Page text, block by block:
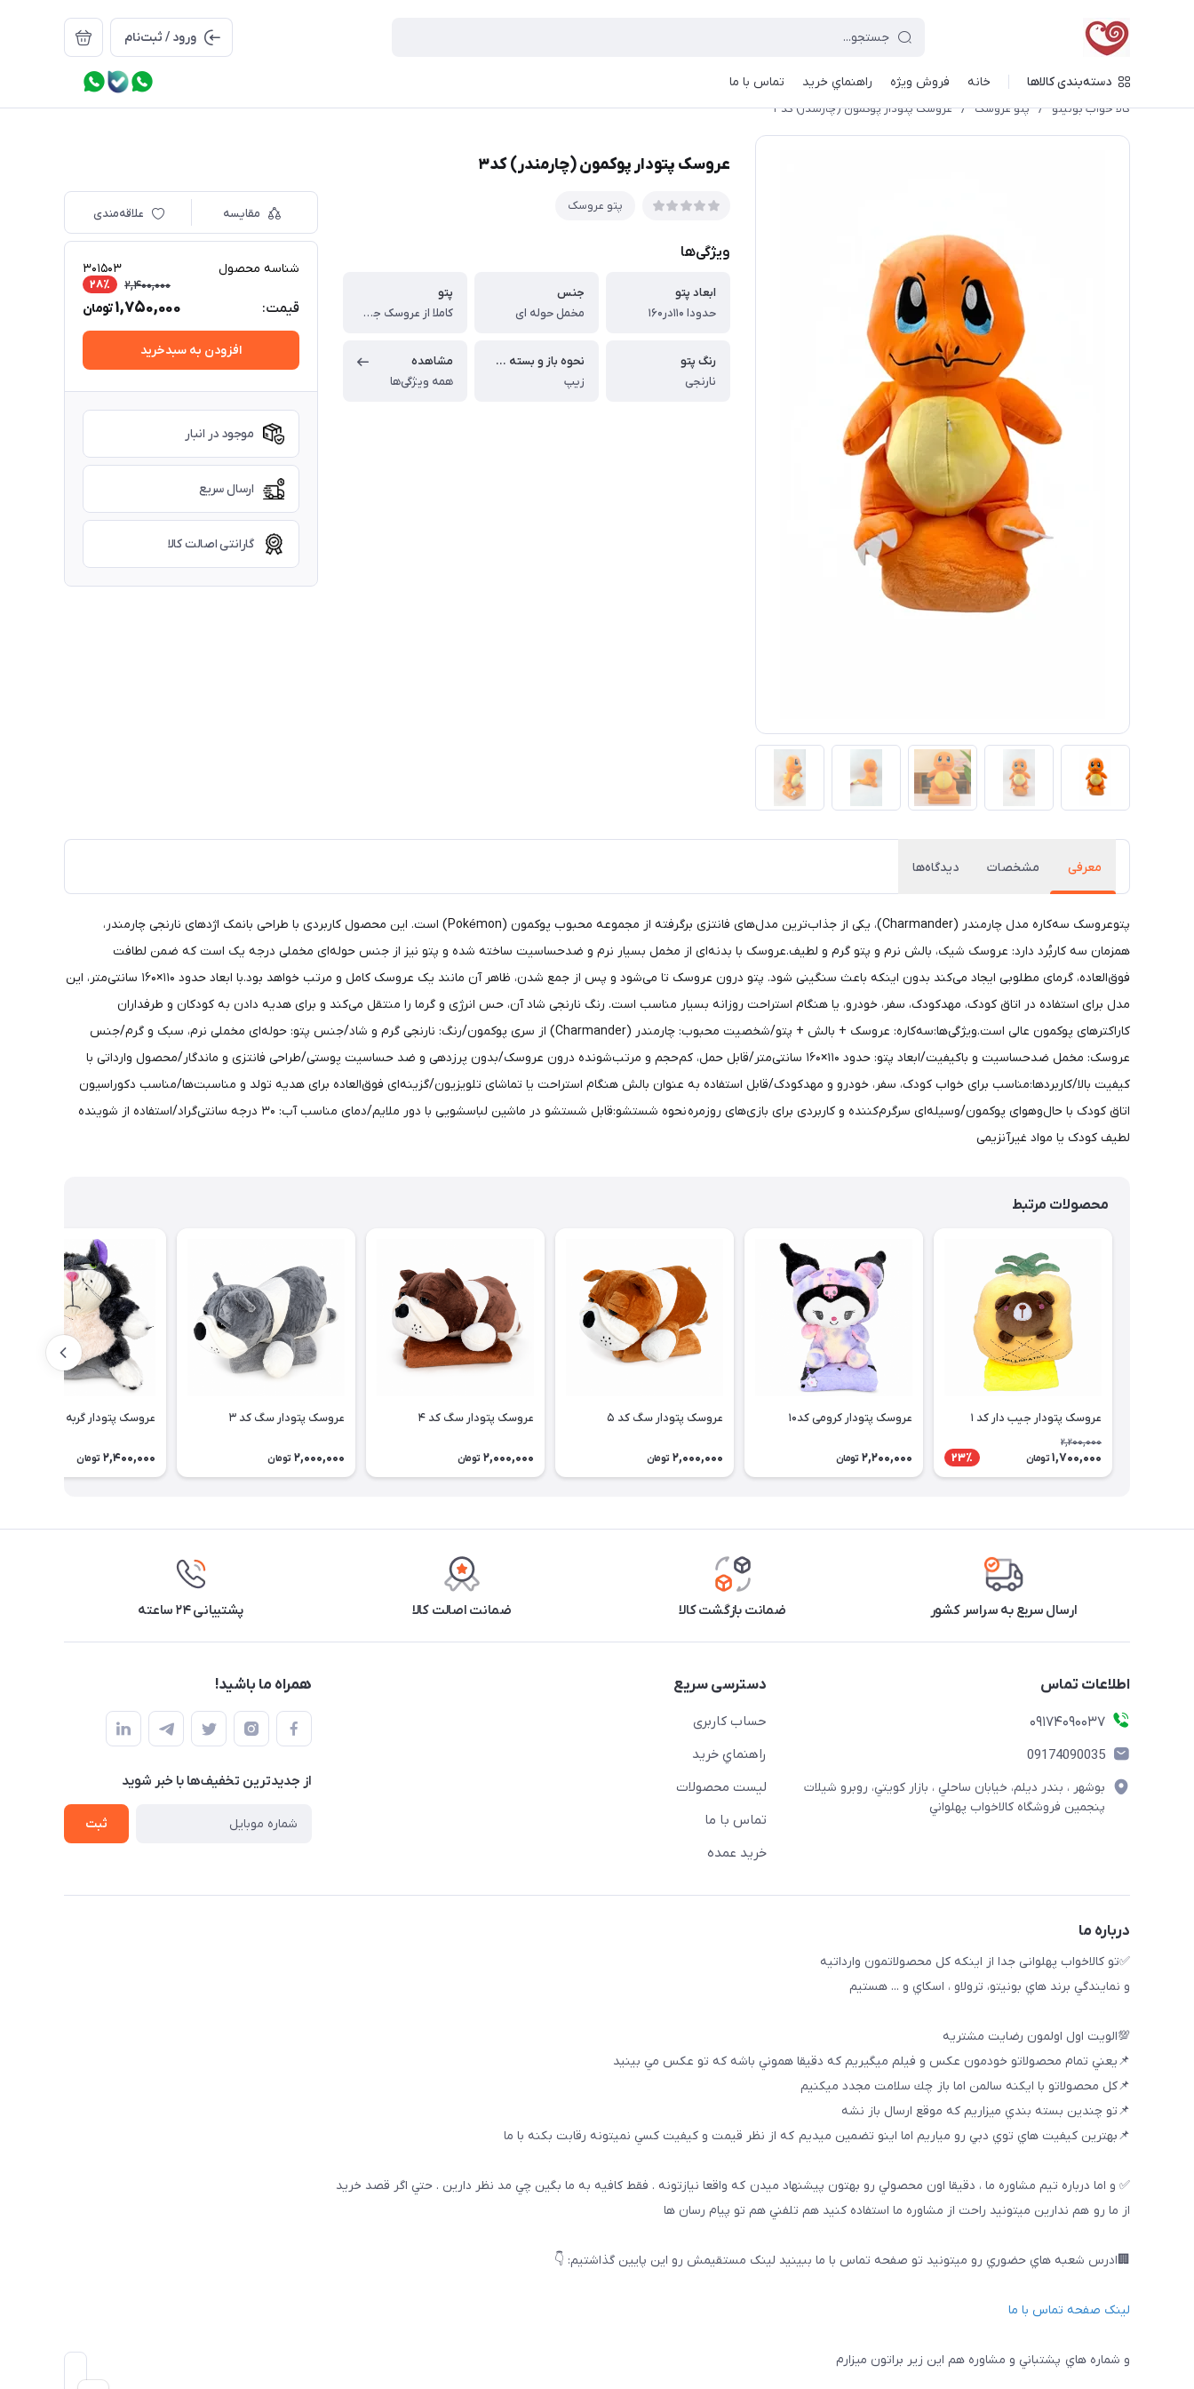
ورود / ثبت‌نام
دسته‌بندی کالاها خانه فروش ویژه راهنماي خريد تماس با ما
کالا خواب بونیتو / پتو عروسک / عروسک پتودار پوکمون (چارمندر) کد۳
عروسک پتودار پوکمون (چارمندر) کد۳
پتو عروسک
ویژگی‌ها
ابعاد پتو
حدودا ۱۱۰در۱۶۰
جنس
مخمل حوله ای
پتو
کاملا از عروسک جدا میشه
رنگ پتو
نارنجی
نحوه باز و بسته شدن
زیپ
مشاهده
همه ویژگی‌ها
مقایسه علاقه‌مندی
شناسه محصول 301503
قیمت:
2,400,000 28٪
1,750,000تومان
افزودن به سبدخرید
موجود در انبار
ارسال سریع
گارانتی اصالت کالا
معرفی مشخصات دیدگاه‌ها
پتوعروسک سه‌کاره مدل چارمندر (Charmander)، یکی از جذاب‌ترین مدل‌های فانتزی برگرفته از مجموعه محبوب پوکمون (Pokémon) است. این محصول کاربردی با طراحی بانمک اژدهای نارنجی چارمندر،
همزمان سه کاربُرد دارد: عروسک شیک، بالش نرم و پتو گرم و لطیف.عروسک با بدنه‌ای از مخمل بسیار نرم و ضدحساسیت ساخته شده و پتو نیز از جنس حوله‌ای مخملی درجه یک است که ضمن لطافت
فوق‌العاده، گرمای مطلوبی ایجاد می‌کند بدون اینکه باعث سنگینی شود. پتو درون عروسک تا می‌شود و پس از جمع شدن، ظاهر آن مانند یک عروسک کامل و مرتب خواهد بود.با ابعاد حدود ۱۱۰×۱۶۰ سانتی‌متر، این
مدل برای استفاده در اتاق کودک، مهدکودک، سفر، خودرو، یا هنگام استراحت روزانه بسیار مناسب است. رنگ نارنجی شاد آن، حس انرژی و گرما را منتقل می‌کند و برای هدیه دادن به کودکان و طرفداران
کاراکترهای پوکمون عالی است.ویژگی‌ها:سه‌کاره: عروسک + بالش + پتو/شخصیت محبوب: چارمندر (Charmander) از سری پوکمون/رنگ: نارنجی گرم و شاد/جنس پتو: حوله‌ای مخملی نرم، سبک و گرم/جنس
عروسک: مخمل ضدحساسیت و باکیفیت/ابعاد پتو: حدود ۱۱۰×۱۶۰ سانتی‌متر/قابل حمل، کم‌حجم و مرتب‌شونده درون عروسک/بدون پرزدهی و ضد حساسیت پوستی/طراحی فانتزی و ماندگار/محصول وارداتی با
کیفیت بالا/کاربردها:مناسب برای خواب کودک، سفر، خودرو و مهدکودک/قابل استفاده به عنوان بالش هنگام استراحت یا تماشای تلویزیون/گزینه‌ای فوق‌العاده برای هدیه تولد و مناسبت‌ها/مناسب دکوراسیون
اتاق کودک با حال‌و‌هوای پوکمون/وسیله‌ای سرگرم‌کننده و کاربردی برای بازی‌های روزمره نحوه شستشو:قابل شستشو در ماشین لباسشویی با دور ملایم/دمای مناسب آب: ۳۰ درجه سانتی‌گراد/استفاده از شوینده
لطیف کودک یا مواد غیرآنزیمی
محصولات مرتبط
عروسک پتودار جیب دار کد ۱
2,200,000
1,700,000 تومان 23٪
عروسک پتودار کرومی کد۱۰
2,200,000 تومان
عروسک پتودار سگ کد ۵
2,000,000 تومان
عروسک پتودار سگ کد ۴
2,000,000 تومان
عروسک پتودار سگ کد ۳
2,000,000 تومان
عروسک پتودار گربه کد ۱
2,400,000 تومان
ارسال سریع به سراسر کشور ضمانت بازگشت کالا ضمانت اصالت کالا پشتیبانی ۲۴ ساعته
اطلاعات تماس
09174090037
09174090035
بوشهر ، بندر ديلم، خيابان ساحلي ، بازار كويتي، روبرو شيلات
پنجمين فروشگاه كالاخواب پهلواني
دسترسی سریع
حساب کاربری
راهنماي خريد
لیست محصولات
تماس با ما
خريد عمده
همراه ما باشید!
از جدید‌ترین تخفیف‌ها با‌ خبر شوید
ثبت
درباره ما
✅تو كالاخواب پهلوانى جدا از اينكه كل محصولاتمون وارداتيه
و نمايندگي برند هاي بونيتو، ترولاو ، اسكاي و ... هستيم
💯الويت اول اولمون رضايت مشتريه
📌يعني تمام محصولاتو خودمون عكس و فيلم ميگيريم كه دقيقا هموني باشه كه تو عكس مي بينيد
📌كل محصولاتو با ايكنه سالمن اما باز چك سلامت مجدد ميكنيم
📌تو چندين بسته بندي ميزاريم كه موقع ارسال باز نشه
📌بهترين كيفيت هاي توي دبي رو مياريم اما اينو تضمين ميديم كه از نظر قيمت و كيفيت كسي نميتونه رقابت بكنه با ما
✅ و اما درباره تيم مشاوره ما ، دقيقا اون محصولي رو بهتون پيشنهاد ميدن كه واقعا نيازتونه . فقط كافيه به ما بگين چي مد نظر دارين . حتي اگر قصد خريد
از ما رو هم ندارين ميتونيد راحت از مشاوره ما استفاده كنيد هم تلفني هم تو پيام رسان ها
🏢ادرس شعبه هاي حضوري رو ميتونيد تو صفحه تماس با ما ببینيد لینک مستقیمش رو این پایین گذاشتیم: 👇
لینک صفحه تماس با ما
و شماره هاي پشتباني و مشاوره هم اين زير براتون ميزارم